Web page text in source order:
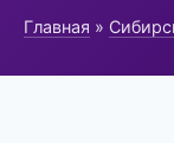
Главная »